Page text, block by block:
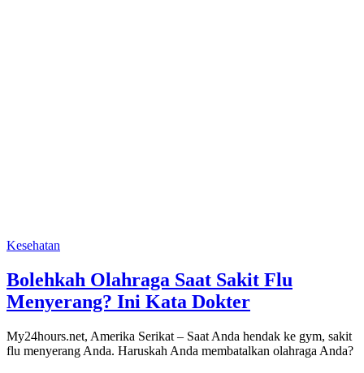
Kesehatan
Bolehkah Olahraga Saat Sakit Flu
Menyerang? Ini Kata Dokter
My24hours.net, Amerika Serikat – Saat Anda hendak ke gym, sakit
flu menyerang Anda. Haruskah Anda membatalkan olahraga Anda?